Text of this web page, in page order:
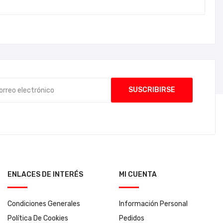
ENLACES DE INTERÉS
Condiciones Generales
Política De Cookies
MI CUENTA
Información Personal
Pedidos